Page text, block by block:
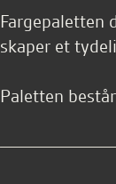
Fargepaletten
skaper et
Paletten